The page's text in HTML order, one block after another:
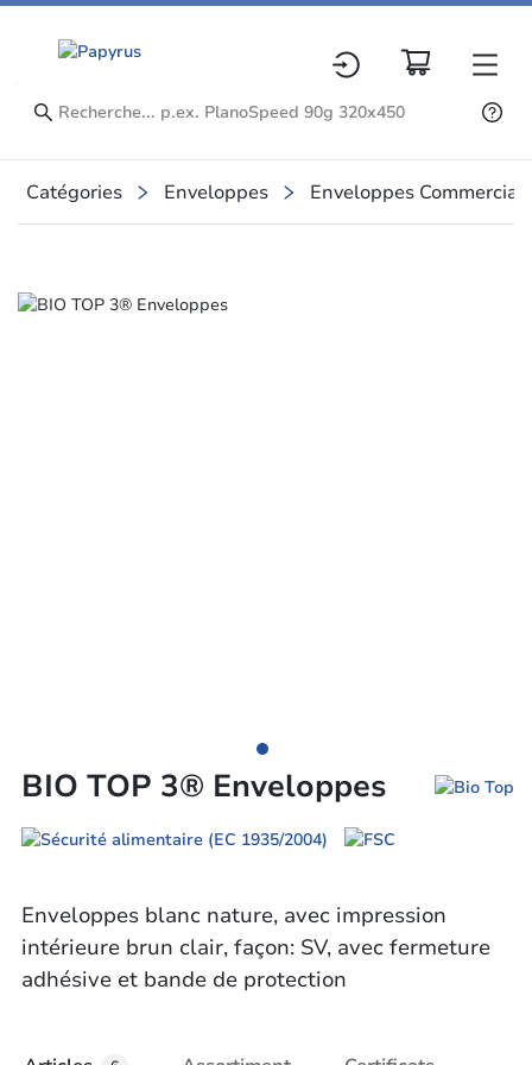
Catégories Enveloppes Enveloppes
Slide 1 of 1
BIO TOP 3® Enveloppes
Enveloppes blanc nature, avec impression
intérieure brun clair, façon: SV, avec fermeture
adhésive et bande de protection